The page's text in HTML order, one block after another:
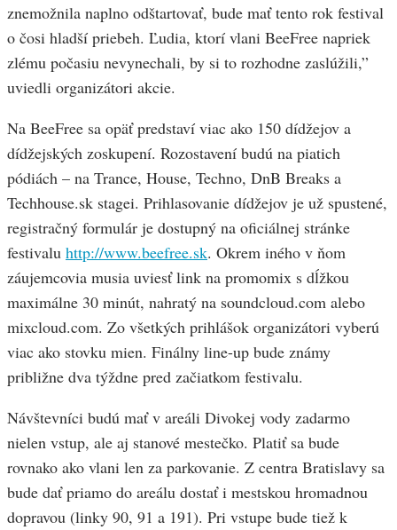
znemožnila naplno odštartovať, bude mať tento rok festival
o čosi hladší priebeh. Ľudia, ktorí vlani BeeFree napriek
zlému počasiu nevynechali, by si to rozhodne zaslúžili,”
uviedli organizátori akcie.
Na BeeFree sa opäť predstaví viac ako 150 dídžejov a
dídžejských zoskupení. Rozostavení budú na piatich
pódiách – na Trance, House, Techno, DnB Breaks a
Techhouse.sk stagei. Prihlasovanie dídžejov je už spustené,
registračný formulár je dostupný na oficiálnej stránke
festivalu http://www.beefree.sk. Okrem iného v ňom
záujemcovia musia uviesť link na promomix s dĺžkou
maximálne 30 minút, nahratý na soundcloud.com alebo
mixcloud.com. Zo všetkých prihlášok organizátori vyberú
viac ako stovku mien. Finálny line-up bude známy
približne dva týždne pred začiatkom festivalu.
Návštevníci budú mať v areáli Divokej vody zadarmo
nielen vstup, ale aj stanové mestečko. Platiť sa bude
rovnako ako vlani len za parkovanie. Z centra Bratislavy sa
bude dať priamo do areálu dostať i mestskou hromadnou
dopravou (linky 90, 91 a 191). Pri vstupe bude tiež k